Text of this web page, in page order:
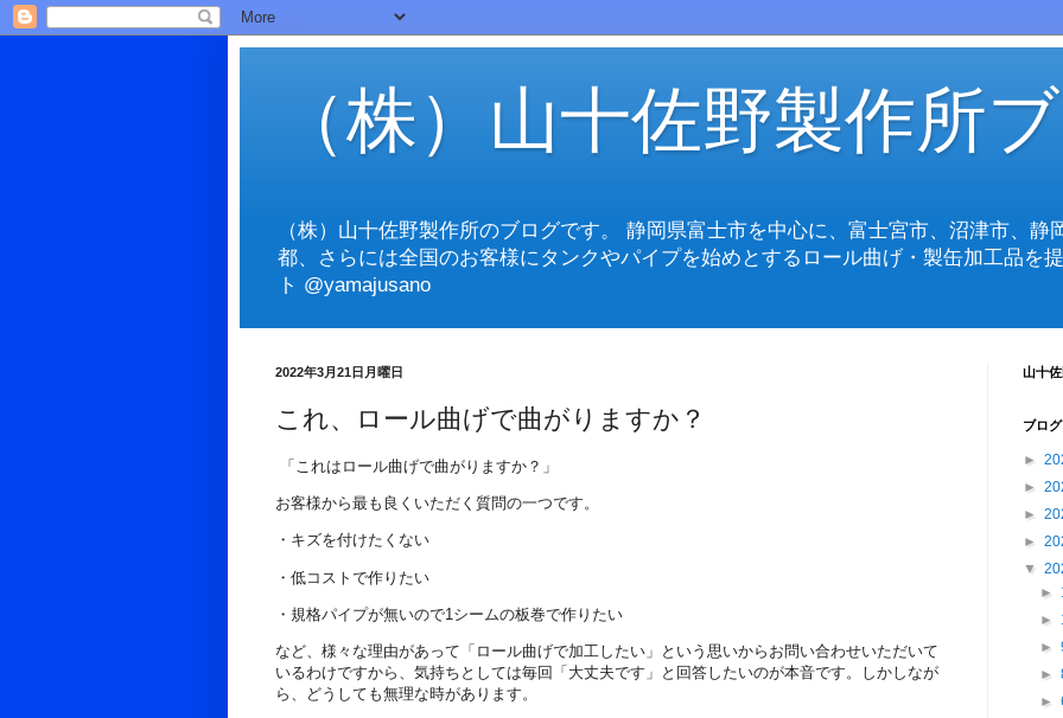
（株）山十佐野製作所
（株）山十佐野製作所のブログです。 静岡県富士市を中心に、富士宮市、沼津市、静
都、さらには全国のお客様にタンクやパイプを始めとするロール曲げ・製缶加工品を
ト @yamajusano
2022年3月21日月曜日
これ、ロール曲げで曲がりますか？
「これはロール曲げで曲がりますか？」
お客様から最も良くいただく質問の一つです。
・キズを付けたくない
・低コストで作りたい
・規格パイプが無いので1シームの板巻で作りたい
など、様々な理由があって「ロール曲げで加工したい」という思いからお問い合わせいただいて
いるわけですから、気持ちとしては毎回「大丈夫です」と回答したいのが本音です。しかしなが
ら、どうしても無理な時があります。
山十
ブロ
►
►
►
►
▼
►
►
►
►
►